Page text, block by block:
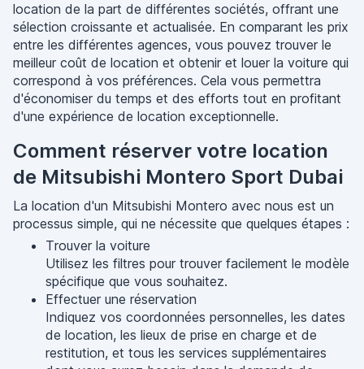
location de la part de différentes sociétés, offrant une
sélection croissante et actualisée. En comparant les prix
entre les différentes agences, vous pouvez trouver le
meilleur coût de location et obtenir et louer la voiture qui
correspond à vos préférences. Cela vous permettra
d'économiser du temps et des efforts tout en profitant
d'une expérience de location exceptionnelle.
Comment réserver votre location
de Mitsubishi Montero Sport Dubai
La location d'un Mitsubishi Montero avec nous est un
processus simple, qui ne nécessite que quelques étapes :
Trouver la voiture
Utilisez les filtres pour trouver facilement le modèle
spécifique que vous souhaitez.
Effectuer une réservation
Indiquez vos coordonnées personnelles, les dates
de location, les lieux de prise en charge et de
restitution, et tous les services supplémentaires